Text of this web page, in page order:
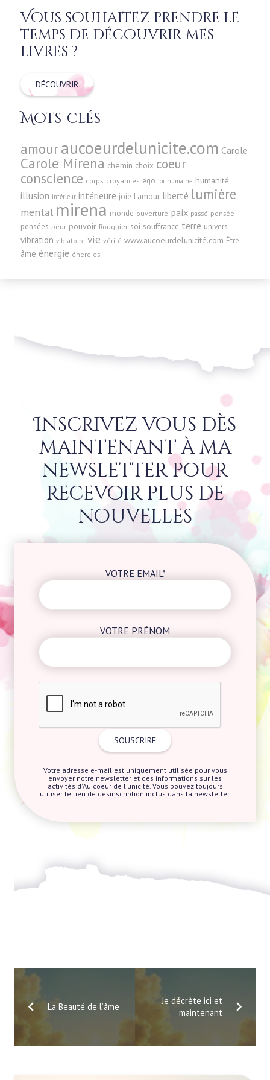
Vous souhaitez prendre le
temps de découvrir mes
livres ?
DÉCOUVRIR
Mots-clés
amouraucoeurdelunicite.com Carole
Carole Mirena chemin choix coeur
conscience corps croyances ego foi humaine humanité
illusion intérieur intérieure joie l'amour liberté lumière
mental mirena monde ouverture paix passé pensée
pensées peur pouvoir Rouquier soi souffrance terre univers
vibration vibratoire vie vérité www.aucoeurdelunicité.com Être
âme énergie énergies
Inscrivez-vous dès
maintenant à ma
newsletter pour
recevoir plus de
nouvelles
VOTRE EMAIL*
VOTRE PRÉNOM
Votre adresse e-mail est uniquement utilisée pour vous
envoyer notre newsletter et des informations sur les
activités d'Au coeur de l'unicité. Vous pouvez toujours
utiliser le lien de désinscription inclus dans la newsletter.
La Beauté de l’âme
Je décrète ici et
maintenant